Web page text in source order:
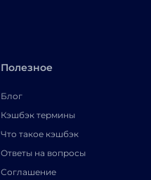
Полезное
Блог
Кэшбэк термины
Что такое кэшбэк
Ответы на вопросы
Соглашение